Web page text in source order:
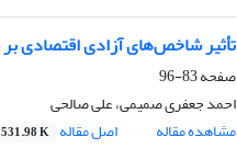
تأثیر شاخص‌های آزادی اقتصادی
صفحه83-96
احمد جعفری صمیمی، علی صالحی
مشاهده مقاله
اصل مقاله 531.98 K